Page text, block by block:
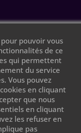
et nous
pour pouvoir vous
de ce
qui permettent
du service
Vous pouvez
en cliquant
que nous
en cliquant
les refuser en
pas